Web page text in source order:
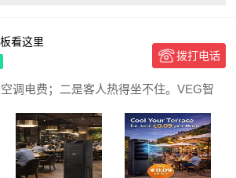
看这里
拨打电话
调电费；二是客人热得坐不住。VEG智